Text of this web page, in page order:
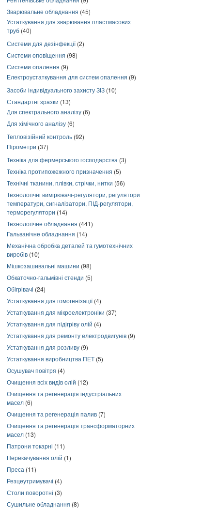
Зварювальне обладнання (45)
Устаткування для зварювання пластмасових
труб (40)
Системи для дезінфекції(2)
Системи оповіщення (98)
Системи опалення (9)
Електроустаткування для систем опалення (9)
Засоби індивідуального захисту ЗІЗ (10)
Стандартні зразки (13)
Для спектрального аналізу (6)
Для хімічного аналізу (6)
Тепловізійний контроль (92)
Пірометри (37)
Техніка для фермерського господарства (3)
Техніка протипожежного призначення (5)
Технічні тканини, плівки, стрічки, нитки (56)
Технологічні вимірювачі-регулятори, регулятори
температури, сигналізатори, ПІД-регулятори,
терморегулятори (14)
Технологічне обладнання (441)
Гальванічне обладнання (14)
Механічна обробка деталей та гумотехнічних
виробів (10)
Мішкозашивальні машини (98)
Обкаточно-гальмівні стенди (5)
Обігрівачі (24)
Устаткування для гомогенізації(4)
Устаткування для мікроелектроніки (37)
Устаткування для підігріву олій (4)
Устаткування для ремонту електродвигунів (9)
Устаткування для розливу (9)
Устаткування виробництва ПЕТ (5)
Осушувач повітря (4)
Очищення всіх видів олій (12)
Очищення та регенерація індустріальних
масел (6)
Очищення та регенерація палив (7)
Очищення та регенерація трансформаторних
масел (13)
Патрони токарні (11)
Перекачування олій (1)
Преса (11)
Резцеутримувачі (4)
Столи поворотні (3)
Сушильне обладнання (8)